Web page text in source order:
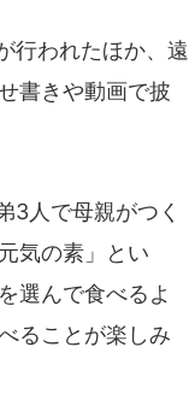
行われたほか、遠
書きや動画で披
3人で母親がつく
気の素」とい
選んで食べるよ
ることが楽しみ